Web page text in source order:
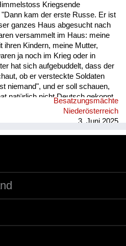
Kriegsende
kam der erste Russe. Er ist
ganzes Haus abgesucht nach
versammelt im Haus: meine
ihren Kindern, meine Mutter,
ja noch im Krieg oder in
hat sich aufgebuddelt, dass der
ob er versteckte Soldaten
niemand", und er soll schauen,
natürlich nicht Deutsch gekonnt,
– auf einmal ist es ihm
seine Pistole gezogen gegen
meine Mutter. Weiß nicht, ob e...
Besatzungsmächte
Niederösterreich
3. Juni 2025